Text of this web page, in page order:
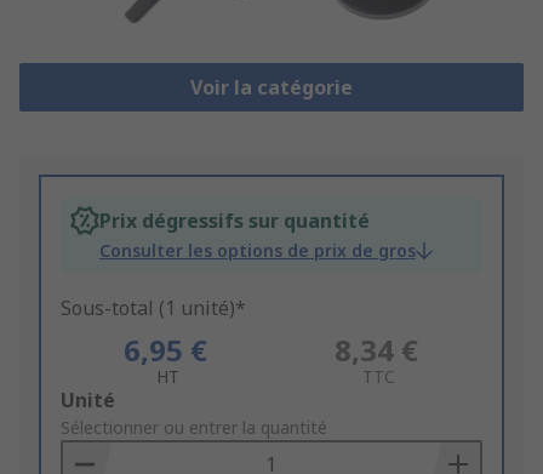
Voir la catégorie
Prix dégressifs sur quantité
Consulter les options de prix de gros
Sous-total (1 unité)*
6,95 €
HT
8,34 €
TTC
Add
to
Basket
Unité
Sélectionner ou entrer la quantité